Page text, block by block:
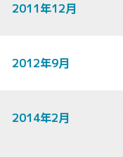
2011年12月
2012年9月
2014年2月